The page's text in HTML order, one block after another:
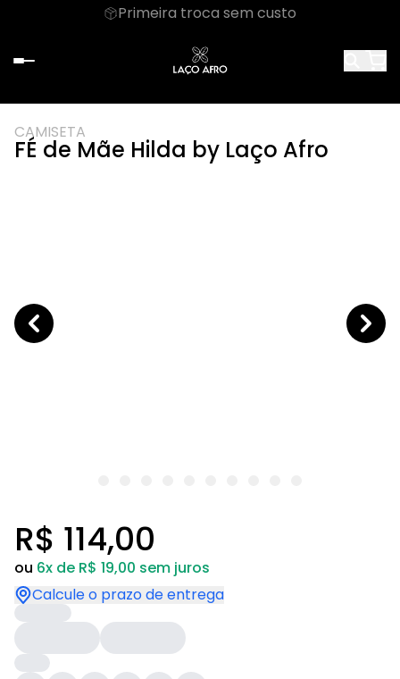
Primeira troca sem custo
CAMISETA
FÉ de Mãe Hilda by Laço Afro
R$ 114,00
ou 6x de R$ 19,00 sem juros
Calcule o prazo de entrega